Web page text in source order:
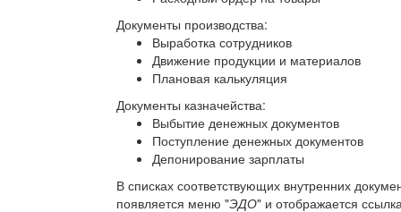
Документы производства:
Выработка сотрудников
Движение продукции и материалов
Плановая калькуляция
Документы казначейства:
Выбытие денежных документов
Поступление денежных документов
Депонирование зарплаты
В списках соответствующих внутренних
появляется меню "ЭДО" и отображается